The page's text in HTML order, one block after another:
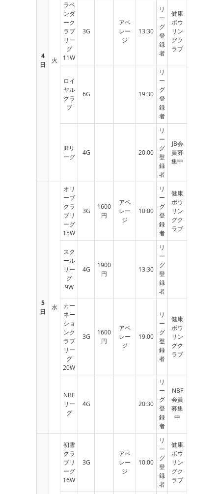
4
日
火
ラベ
ンダ
ーク
ラブ
リー
グ
11W
3G
アベ
レー
ジ
13:30
リ
ー
グ
登
録
者
健康
ボウ
リン
グク
ラブ
ロイ
ヤル
クラ
ブ
6G 19:30
リ
ー
グ
登
録
者
JBリ
ーグ
4G 20:00
リ
ー
グ
登
録
者
JB会
員募
集中
5
日
水
オリ
ーブ
クラ
ブリ
ーグ
15W
3G
1600
円
アベ
レー
ジ
10:00
リ
ー
グ
登
録
者
健康
ボウ
リン
グク
ラブ
スク
ール
リー
グ
9W
4G
1900
円
13:30
リ
ー
グ
登
録
者
カー
ネー
ショ
ンク
ラブ
リー
グ
20W
3G
1600
円
アベ
レー
ジ
19:00
リ
ー
グ
登
録
者
健康
ボウ
リン
グク
ラブ
NBF
リー
グ
4G 20:30
リ
ー
グ
登
録
者
NBF
会員
募集
中
初雪
クラ
ブリ
ーグ
16W
3G
アベ
レー
ジ
10:00
リ
ー
グ
登
録
者
健康
ボウ
リン
グク
ラブ